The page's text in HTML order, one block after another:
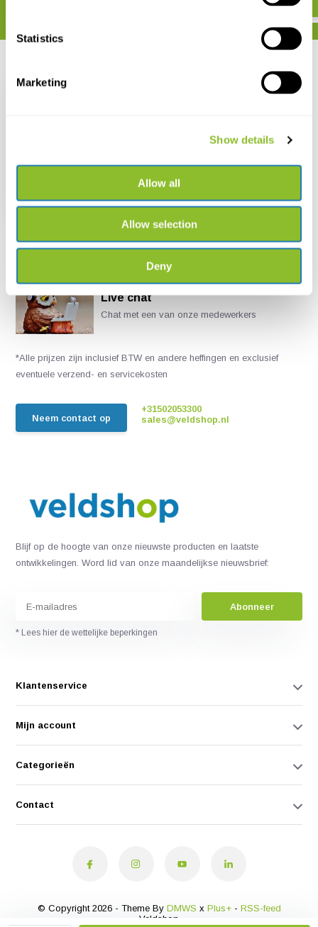
Statistics
Marketing
Show details
Allow all
Allow selection
Deny
€ 40,13
Live chat
Chat met een van onze medewerkers
*Alle prijzen zijn inclusief BTW en andere heffingen en exclusief
eventuele verzend- en servicekosten
Neem contact op
+31502053300
sales@veldshop.nl
Blijf op de hoogte van onze nieuwste producten en laatste
ontwikkelingen. Word lid van onze maandelijkse nieuwsbrief:
Abonneer
* Lees hier de wettelijke beperkingen
Klantenservice
Mijn account
Categorieën
Contact
© Copyright 2026 - Theme By DMWS x Plus+- RSS-feed
Veldshop